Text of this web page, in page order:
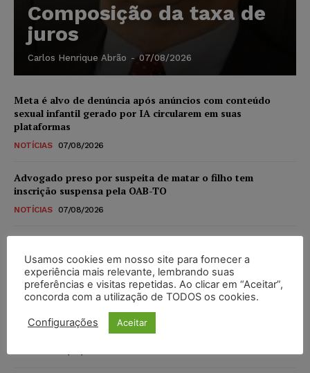
Composição da taxa de
juros
Carlos Henrique Abrão - 07/08/2026
Meta é alvo de denúncia após anúncios com conteúdo
sexual infantil gerado por IA circularem em suas
plataformas
NOTÍCIAS 07/08/2026
Advogado preso por suspeita de matar o filho tem
inscrição suspensa pela OAB-TO
NOTÍCIAS 07/08/2026
novos para pessoas com deficiência e autistas de todos os
níveis
DIREITO TRIBUTÁRIO 07/08/2026
Justiça do Trabalho mantém justa causa de empregado que
vendia canetas emagrecedoras no local de trabalho
Usamos cookies em nosso site para fornecer a
experiência mais relevante, lembrando suas
preferências e visitas repetidas. Ao clicar em “Aceitar”,
concorda com a utilização de TODOS os cookies.
Configurações Aceitar